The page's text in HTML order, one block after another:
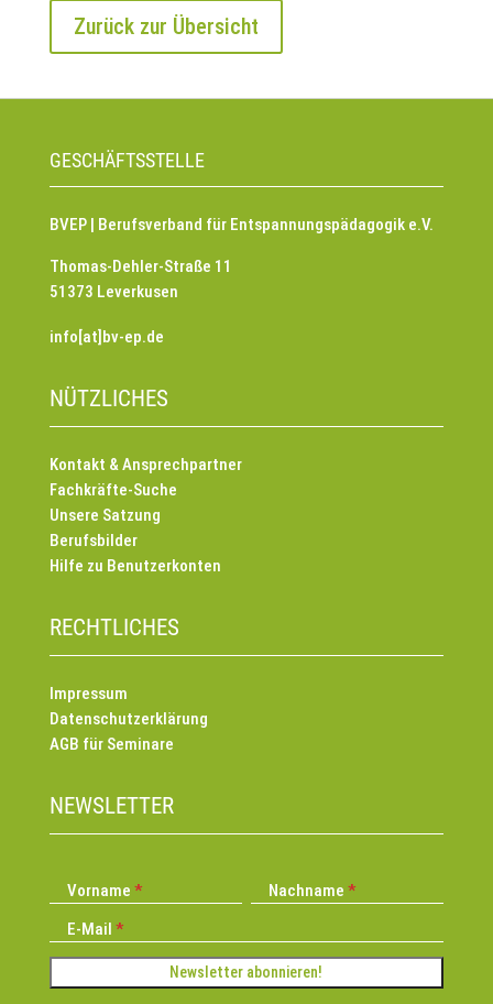
Zurück zur Übersicht
GESCHÄFTSSTELLE
BVEP | Berufsverband für Entspannungspädagogik e.V.
Thomas-Dehler-Straße 11
51373 Leverkusen
info[at]bv-ep.de
NÜTZLICHES
Kontakt & Ansprechpartner
Fachkräfte-Suche
Unsere Satzung
Berufsbilder
Hilfe zu Benutzerkonten
RECHTLICHES
Impressum
Datenschutzerklärung
AGB für Seminare
NEWSLETTER
Vorname
Nachname
E-Mail